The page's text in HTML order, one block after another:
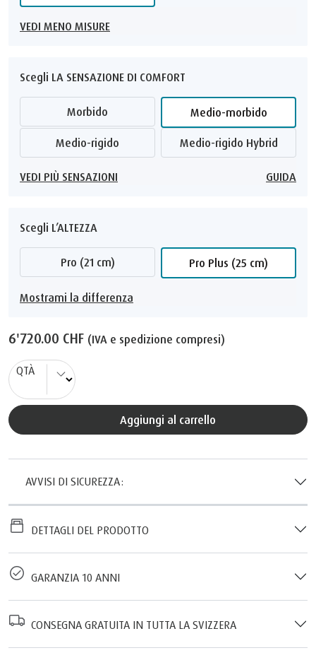
VEDI MENO MISURE
Scegli LA SENSAZIONE DI COMFORT
Morbido Medio-morbido
Medio-rigido Medio-rigido Hybrid
VEDI PIÙ SENSAZIONI GUIDA
Scegli L’ALTEZZA
Pro (21 cm) Pro Plus (25 cm)
Mostrami la differenza
6'720.00 CHF (IVA e spedizione compresi)
QTÀ
Aggiungi al carrello
AVVISI DI SICUREZZA:
DETTAGLI DEL PRODOTTO
GARANZIA 10 ANNI
CONSEGNA GRATUITA IN TUTTA LA SVIZZERA